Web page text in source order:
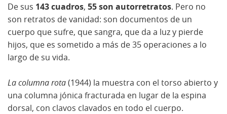
De sus 143 cuadros, 55 son autorretratos. Pero no
son retratos de vanidad: son documentos de un
cuerpo que sufre, que sangra, que da a luz y pierde
hijos, que es sometido a más de 35 operaciones a lo
largo de su vida.
La columna rota(1944) la muestra con el torso abierto y
una columna jónica fracturada en lugar de la espina
dorsal, con clavos clavados en todo el cuerpo.